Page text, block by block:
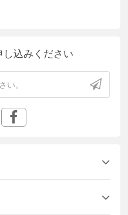
込みください